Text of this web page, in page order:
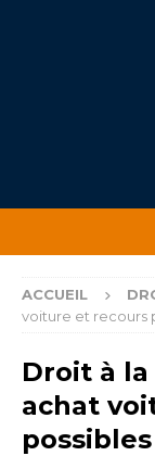
ACCUEIL
voiture et recours
Droit à
achat
possibles